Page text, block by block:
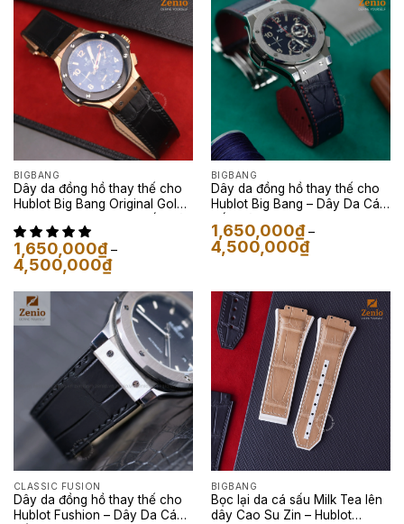
BIGBANG
Dây da đồng hồ thay thế cho
Hublot Big Bang Original Gold
Đen
1,650,000₫ –
4,500,000₫Khoảng
giá:
1,650,000₫
đến
4,500,000₫
BIGBANG
Dây da đồng hồ thay thế cho
Hublot Big Bang – Dây Da Cá
1,650,000₫ –
4,500,000₫Khoảng
giá:
đến
4,500,000₫
CLASSIC FUSION
Dây da đồng hồ thay thế cho
Hublot Fushion – Dây Da Cá
BIGBANG
Bọc lại da cá sấu Milk Tea lên
dây Cao Su Zin – Hublot